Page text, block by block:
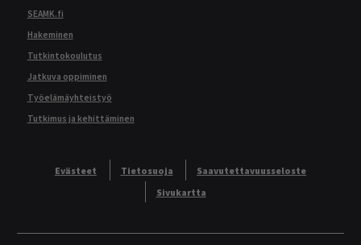
SEAMK.fi
Hakeminen
Tutkintokoulutus
Jatkuva oppiminen
Työelämäyhteistyö
Tutkimus ja kehittäminen
Evästeet Tietosuoja
Saavutettavuusseloste
Sivukartta